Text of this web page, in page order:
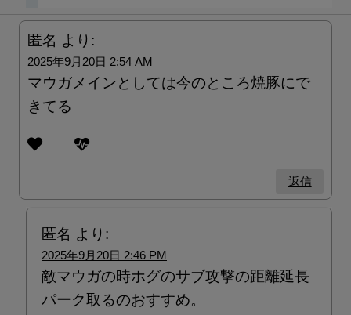
匿名 より:
2025年9月20日 2:54 AM
マウガメインとしては今のところ焼豚にで
きてる
返信
匿名 より:
2025年9月20日 2:46 PM
敵マウガの時ホグのサブ攻撃の距離延長
パーク取るのおすすめ。